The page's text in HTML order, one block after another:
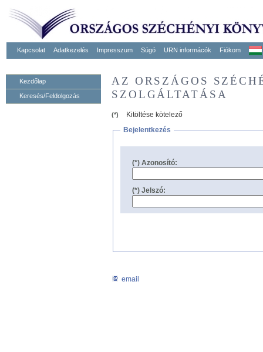
Kapcsolat Adatkezelés Impresszum Súgó URN informácók Fiókom
Kezdőlap
Keresés/Feldolgozás
AZ ORSZÁGOS
SZOLGÁLTATÁSA
(*)
Kitöltése kötelező
Bejelentkezés
(*) Azonosító:
(*) Jelszó:
email